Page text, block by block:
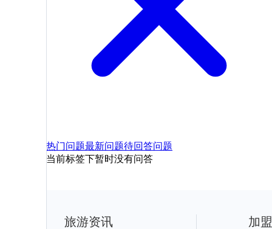
热门问题最新问题待回答问题
当前标签下暂时没有问答
旅游资讯 加